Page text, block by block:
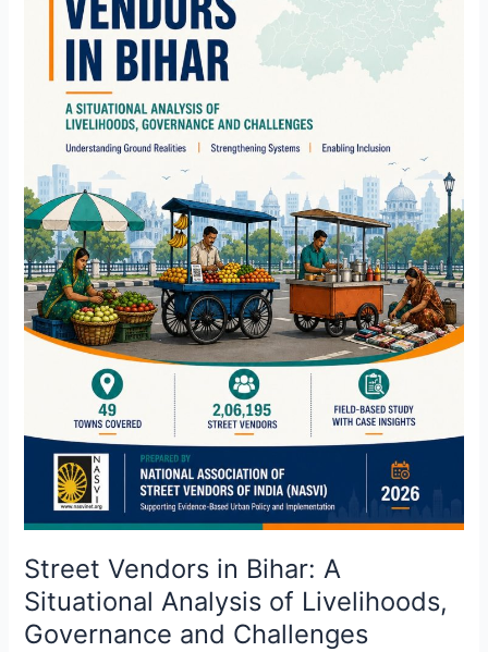
Street Vendors in Bihar: A
Situational Analysis of Livelihoods,
Governance and Challenges
Situational
Analysis
Livelihoods,
Governance
and
Challenges